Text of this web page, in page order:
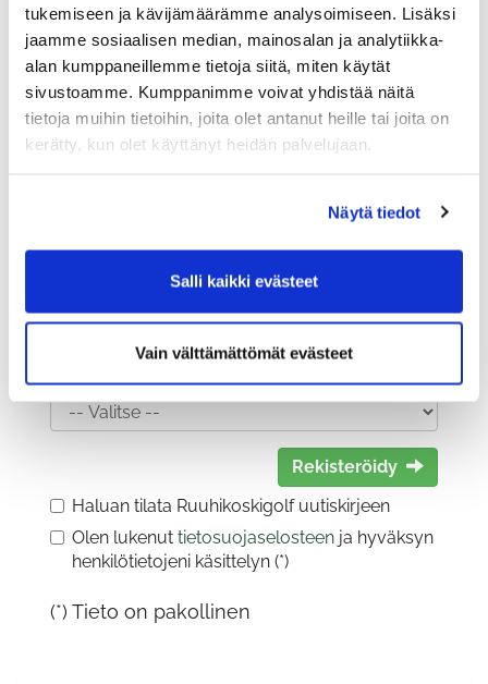
tukemiseen ja kävijämäärämme analysoimiseen. Lisäksi
jaamme sosiaalisen median, mainosalan ja analytiikka-
alan kumppaneillemme tietoja siitä, miten käytät
sivustoamme. Kumppanimme voivat yhdistää näitä
tietoja muihin tietoihin, joita olet antanut heille tai joita on
kerätty, kun olet käyttänyt heidän palvelujaan.
Näytä tiedot
Salli kaikki evästeet
Vain välttämättömät evästeet
Jäsennumero:
Lisätiedot
Sukupuoli:
Rekisteröidy
Haluan tilata Ruuhikoskigolf uutiskirjeen
Olen lukenut tietosuojaselosteen ja hyväksyn
henkilötietojeni käsittelyn (*)
(*) Tieto on pakollinen